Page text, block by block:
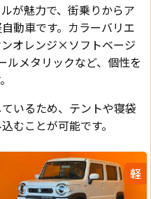
が魅力で、街乗りからア
動車です。カラーバリエ
オレンジ×ソフトベージ
ルメタリックなど、個性を
いるため、テントや寝袋
むことが可能です。
軽